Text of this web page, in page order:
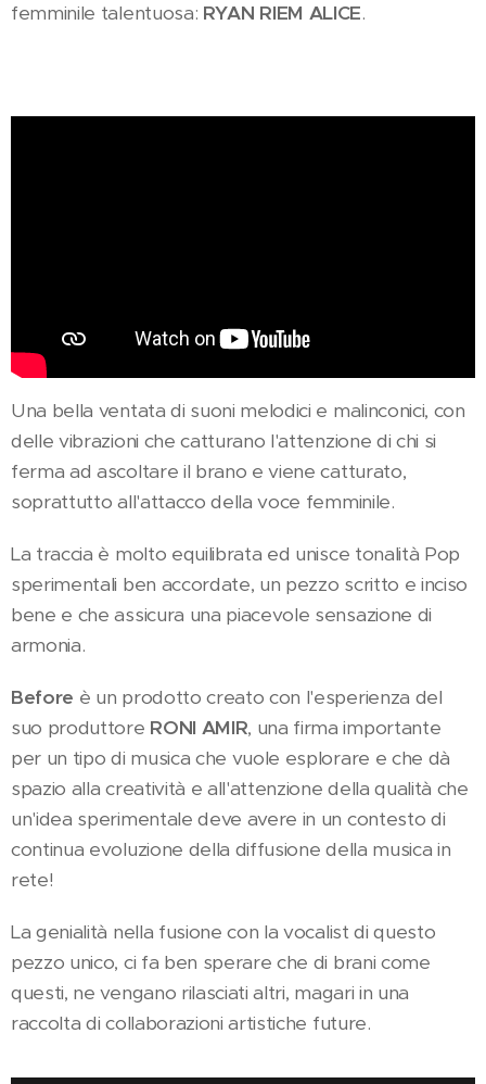
femminile talentuosa: RYAN RIEM ALICE.
Una bella ventata di suoni melodici e malinconici, con
delle vibrazioni che catturano l'attenzione di chi si
ferma ad ascoltare il brano e viene catturato,
soprattutto all'attacco della voce femminile.
La traccia è molto equilibrata ed unisce tonalità Pop
sperimentali ben accordate, un pezzo scritto e inciso
bene e che assicura una piacevole sensazione di
armonia.
Before è un prodotto creato con l'esperienza del
suo produttore RONI AMIR, una firma importante
per un tipo di musica che vuole esplorare e che dà
spazio alla creatività e all'attenzione della qualità che
un'idea sperimentale deve avere in un contesto di
continua evoluzione della diffusione della musica in
rete!
La genialità nella fusione con la vocalist di questo
pezzo unico, ci fa ben sperare che di brani come
questi, ne vengano rilasciati altri, magari in una
raccolta di collaborazioni artistiche future.